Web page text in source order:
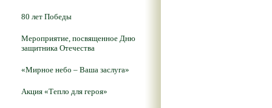
80 лет Победы
Мероприятие, посвященное Дню
защитника Отечества
«Мирное небо – Ваша заслуга»
Акция «Тепло для героя»